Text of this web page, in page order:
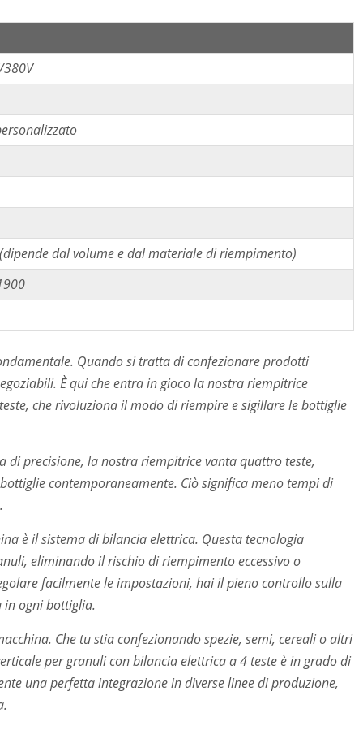
380V
dal volume e dal materiale di riempimento)
Quando si tratta di confezionare prodotti
È qui che entra in gioco la nostra riempitrice
che rivoluziona il modo di riempire e sigillare le bottiglie
di precisione, la nostra riempitrice vanta quattro teste,
contemporaneamente. Ciò significa meno tempi di
è il sistema di bilancia elettrica. Questa tecnologia
eliminando il rischio di riempimento eccessivo o
facilmente le impostazioni, hai il pieno controllo sulla
in ogni bottiglia.
Che tu stia confezionando spezie, semi, cereali o altri
per granuli con bilancia elettrica a 4 teste è in grado di
una perfetta integrazione in diverse linee di produzione,